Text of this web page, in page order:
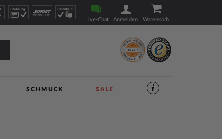
Live-Chat Anmelden Warenkorb
SCHMUCK SALE
SERVICES